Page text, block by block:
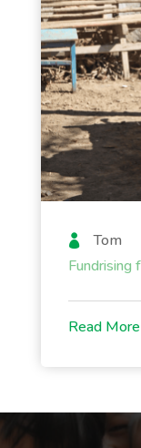
Tom
Fundrising
Read More